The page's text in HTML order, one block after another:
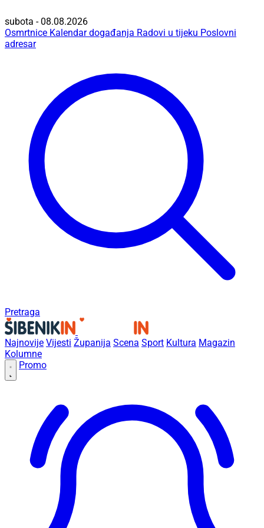
subota - 08.08.2026
Osmrtnice Kalendar događanja Radovi u tijeku Poslovni
adresar
Pretraga
Najnovije Vijesti Županija Scena Sport Kultura Magazin
Kolumne
Promo